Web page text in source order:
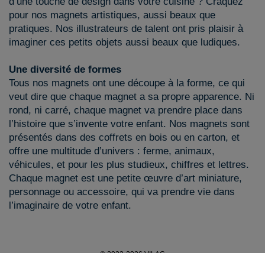
pour nos magnets artistiques, aussi beaux que
pratiques. Nos illustrateurs de talent ont pris plaisir à
imaginer ces petits objets aussi beaux que ludiques.
Une diversité de formes
Tous nos magnets ont une découpe à la forme, ce qui
veut dire que chaque magnet a sa propre apparence. Ni
rond, ni carré, chaque magnet va prendre place dans
l’histoire que s’invente votre enfant. Nos magnets sont
présentés dans des coffrets en bois ou en carton, et
offre une multitude d’univers : ferme, animaux,
véhicules, et pour les plus studieux, chiffres et lettres.
Chaque magnet est une petite œuvre d’art miniature,
personnage ou accessoire, qui va prendre vie dans
l’imaginaire de votre enfant.